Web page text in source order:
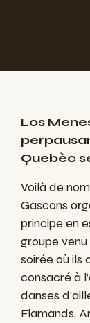
Los
Quebèc
Voilà de
Gascons
principe en
groupe
soirée où ils
consacré à
danses
Flamands,